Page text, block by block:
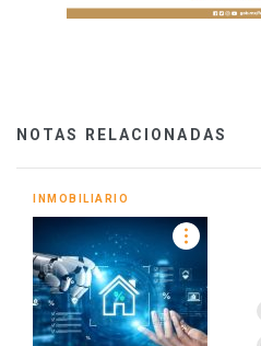
NOTAS RELACIONADAS
INMOBILIARIO